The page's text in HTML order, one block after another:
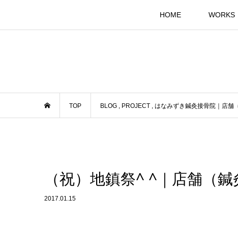
HOME WORKS
TOP BLOG PROJECT はなみずき鍼灸接骨院｜店舗
（祝）地鎮祭^ ^｜店舗（
2017.01.15